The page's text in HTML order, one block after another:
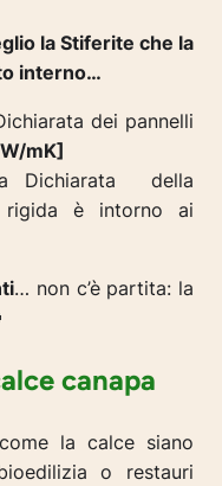
la Stiferite che la
interno…
dei pannelli
mK]
Dichiarata della
rigida è intorno ai
… non c’è partita: la
canapa
la calce siano
o restauri